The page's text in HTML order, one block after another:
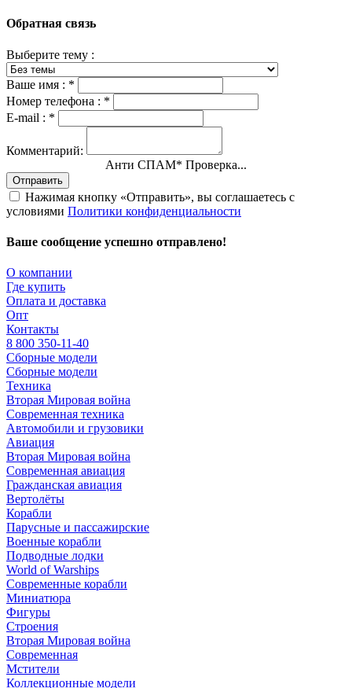
Обратная связь
Выберите тему :
Ваше имя : *
Номер телефона : *
E-mail : *
Комментарий:
Анти СПАМ* Проверка...
Отправить
Нажимая кнопку «Отправить», вы соглашаетесь с
условиями Политики конфиденциальности
Ваше сообщение успешно отправлено!
О компании
Где купить
Оплата и доставка
Опт
Контакты
8 800 350-11-40
Сборные модели
Сборные модели
Техника
Вторая Мировая война
Современная техника
Автомобили и грузовики
Авиация
Вторая Мировая война
Современная авиация
Гражданская авиация
Вертолёты
Корабли
Парусные и пассажирские
Военные корабли
Подводные лодки
World of Warships
Современные корабли
Миниатюра
Фигуры
Строения
Вторая Мировая война
Современная
Мстители
Коллекционные модели